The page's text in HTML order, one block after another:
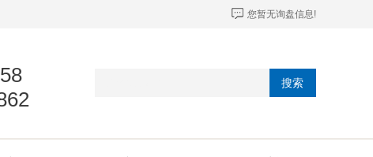
您暂无询盘信息!
搜索